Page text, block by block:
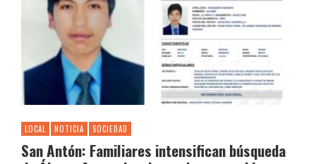
LOCAL NOTICIA SOCIEDAD
San Antón: Familiares intensifican búsqueda